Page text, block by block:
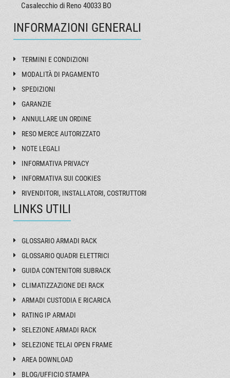
Casalecchio di Reno 40033 BO
INFORMAZIONI GENERALI
TERMINI E CONDIZIONI
MODALITÀ DI PAGAMENTO
SPEDIZIONI
GARANZIE
ANNULLARE UN ORDINE
RESO MERCE AUTORIZZATO
NOTE LEGALI
INFORMATIVA PRIVACY
INFORMATIVA SUI COOKIES
RIVENDITORI, INSTALLATORI, COSTRUTTORI
LINKS UTILI
GLOSSARIO ARMADI RACK
GLOSSARIO QUADRI ELETTRICI
GUIDA CONTENITORI SUBRACK
CLIMATIZZAZIONE DEI RACK
ARMADI CUSTODIA E RICARICA
RATING IP ARMADI
SELEZIONE ARMADI RACK
SELEZIONE TELAI OPEN FRAME
AREA DOWNLOAD
BLOG/UFFICIO STAMPA